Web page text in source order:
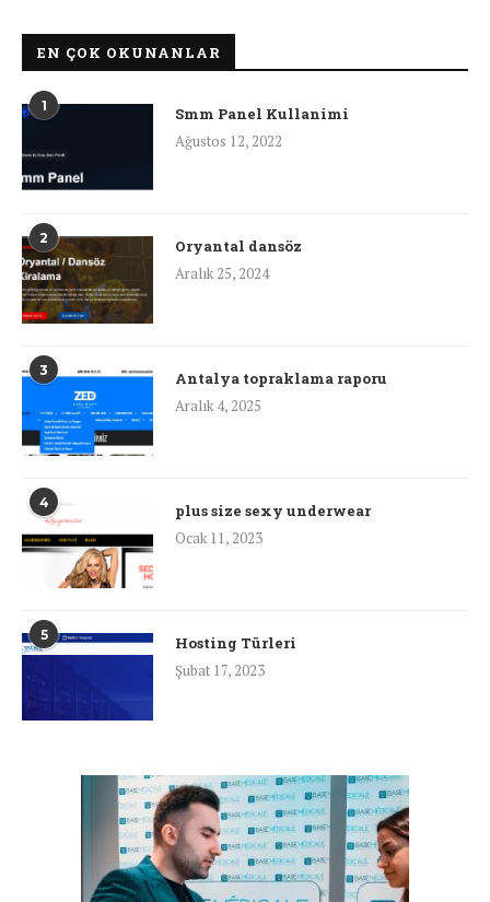
EN ÇOK OKUNANLAR
1
Smm Panel Kullanimi
Ağustos 12, 2022
2
Oryantal dansöz
Aralık 25, 2024
3
Antalya topraklama raporu
Aralık 4, 2025
4
plus size sexy underwear
Ocak 11, 2023
5
Hosting Türleri
Şubat 17, 2023